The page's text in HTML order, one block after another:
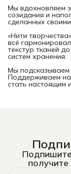
Мы вдохновляем
созидания и
сделанных
«Нити
всё
текстур тканей
систем хранения.
Мы подсказываем
Поддерживаем
стать настоящим